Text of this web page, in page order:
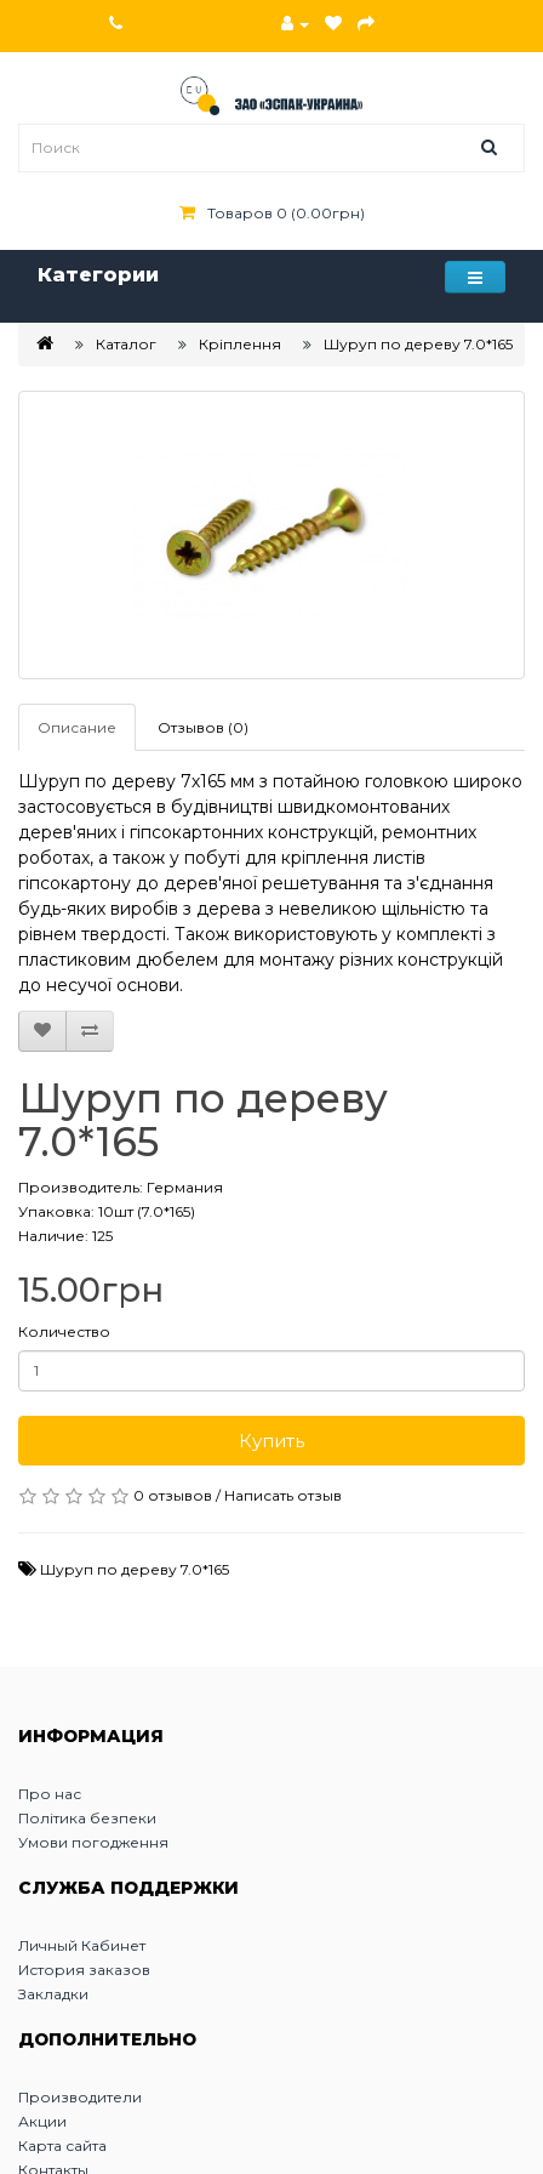
Товаров 0 (0.00грн)
Категории
Каталог Кріплення Шуруп по дереву 7.0*165
Описание Отзывов (0)
Шуруп по дереву 7х165 мм з потайною головкою широко
застосовується в будівництві швидкомонтованих
дерев'яних і гіпсокартонних конструкцій, ремонтних
роботах, а також у побуті для кріплення листів
гіпсокартону до дерев'яної решетування та з'єднання
будь-яких виробів з дерева з невеликою щільністю та
рівнем твердості. Також використовують у комплекті з
пластиковим дюбелем для монтажу різних конструкцій
до несучої основи.
Шуруп по дереву
7.0*165
Производитель: Германия
Упаковка: 10шт (7.0*165)
Наличие: 125
15.00грн
Количество
Купить
0 отзывов / Написать отзыв
Шуруп по дереву 7.0*165
ИНФОРМАЦИЯ
Про нас
Політика безпеки
Умови погодження
СЛУЖБА ПОДДЕРЖКИ
Личный Кабинет
История заказов
Закладки
ДОПОЛНИТЕЛЬНО
Производители
Акции
Карта сайта
Контакты